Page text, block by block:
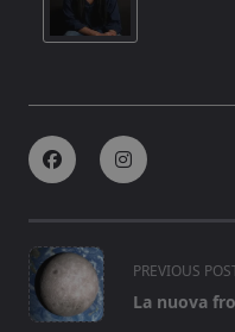
<span
class="nav-
subtitle
PREVIOUS
La nuova